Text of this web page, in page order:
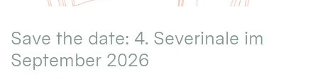
Save the date: 4. Severinale im
September 2026